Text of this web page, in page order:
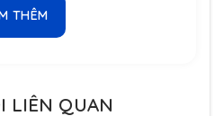
THÊM
LIÊN QUAN